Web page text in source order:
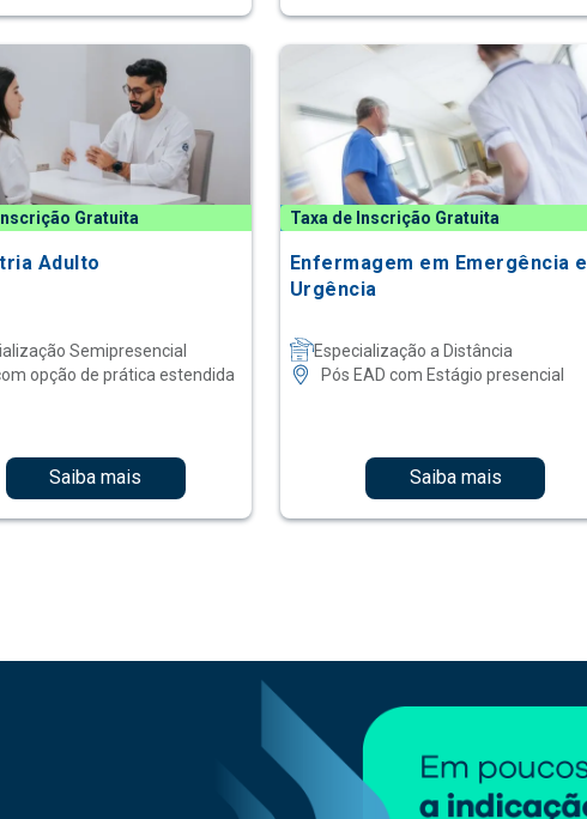
Gratuita
Adulto
Semipresencial
opção de prática estendida
Saiba mais
Taxa de Inscrição Gratuita
Enfermagem em Emergência e
Urgência
Especialização a Distância
Pós EAD com Estágio presencial
Saiba mais